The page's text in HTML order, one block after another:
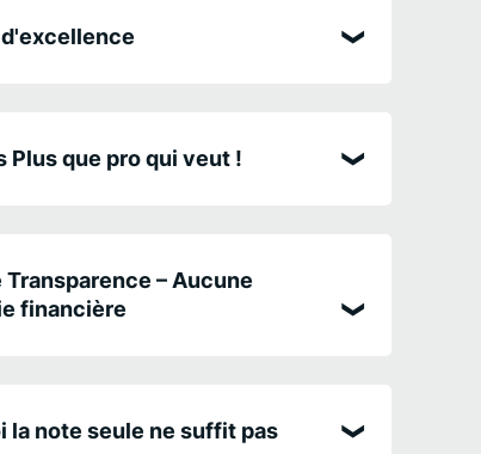
Plus que pro qui veut !
Transparence – Aucune
financière
la note seule ne suffit pas